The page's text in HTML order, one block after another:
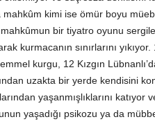
kimi ise ömür boyu
bir tiyatro oyunu
kurmacanın sınırlarını yıkıyor.
kurgu, 12 Kızgın
uzakta bir yerde kendisini
yaşanmışlıklarını
yaşadığı psikozu ya da